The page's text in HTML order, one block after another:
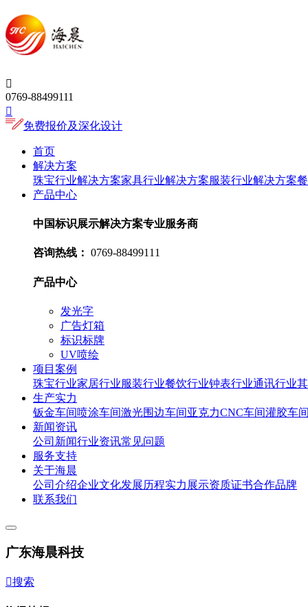

0769-88499111

免费报价及深化设计
首页
解决方案
珠宝行业解决方案家具行业解决方案服装行业解决方案
产品中心
中国标识展示解决方案专业服务商
咨询热线： 0769-88499111
产品中心
发光字
广告灯箱
标识标牌
UV喷绘
项目案例
珠宝行业家居行业服装行业餐饮行业钟表行业通讯行业
生产实力
钣金车间喷涂车间激光围边车间亚克力CNC车间灌胶车
新闻资讯
公司新闻行业资讯常见问题
服务支持
关于海晨
公司介绍企业文化发展历程实力展示资质证书合作品牌
联系我们
广东海晨科技
搜索